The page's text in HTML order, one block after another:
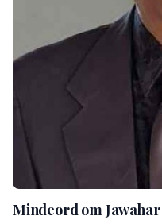
Mindeord om